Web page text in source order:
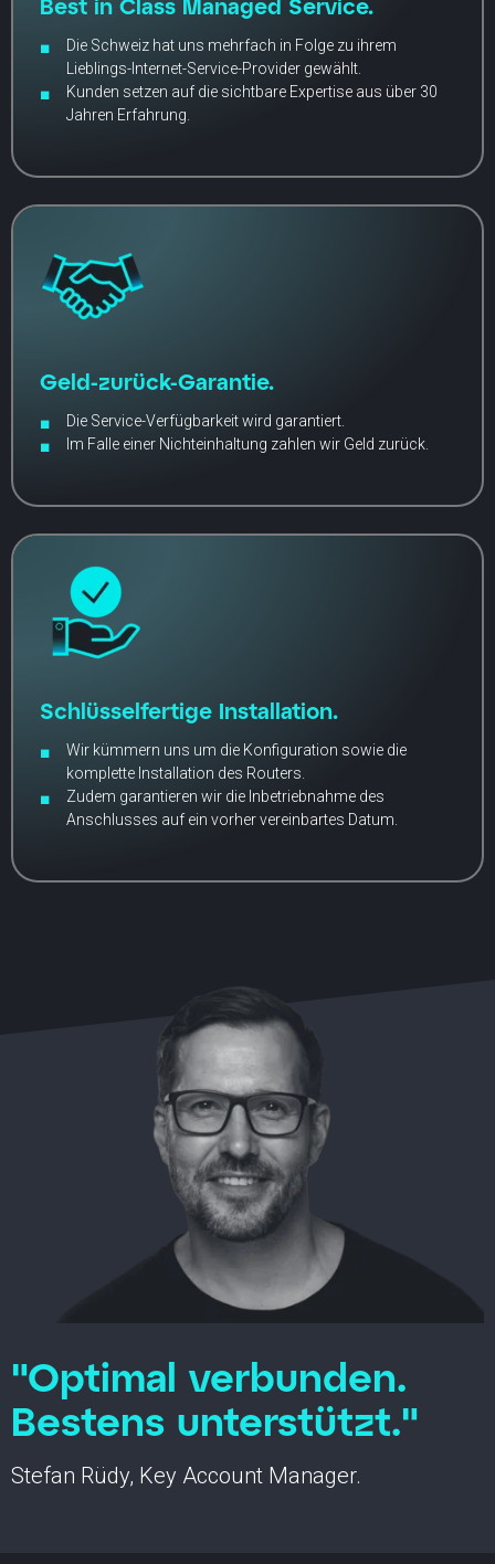
Best in Class Managed Service.
Die Schweiz hat uns mehrfach in Folge zu ihrem
Lieblings-Internet-Service-Provider gewählt.
Kunden setzen auf die sichtbare Expertise aus über 30
Jahren Erfahrung.
Geld-zurück-Garantie.
Die Service-Verfügbarkeit wird garantiert.
Im Falle einer Nichteinhaltung zahlen wir Geld zurück.
Schlüsselfertige Installation.
Wir kümmern uns um die Konfiguration sowie die
komplette Installation des Routers.
Zudem garantieren wir die Inbetriebnahme des
Anschlusses auf ein vorher vereinbartes Datum.
"Optimal verbunden.
Bestens unterstützt."
Stefan Rüdy, Key Account Manager.